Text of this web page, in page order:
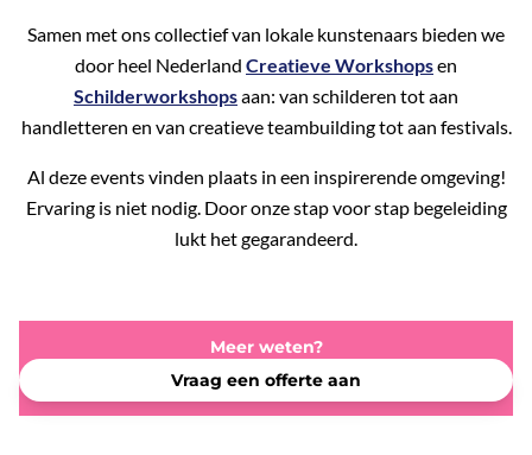
Samen met ons collectief van lokale kunstenaars bieden we
door heel Nederland Creatieve Workshopsen
Schilderworkshopsaan: van schilderen tot aan
handletteren en van creatieve teambuilding tot aan festivals.
Al deze events vinden plaats in een inspirerende omgeving!
Ervaring is niet nodig. Door onze stap voor stap begeleiding
lukt het gegarandeerd.
Meer weten?
Vraag een offerte aan